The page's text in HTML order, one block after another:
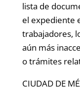
lista de
el expediente
trabajadores,
aún más
o trámites
CIUDAD DE